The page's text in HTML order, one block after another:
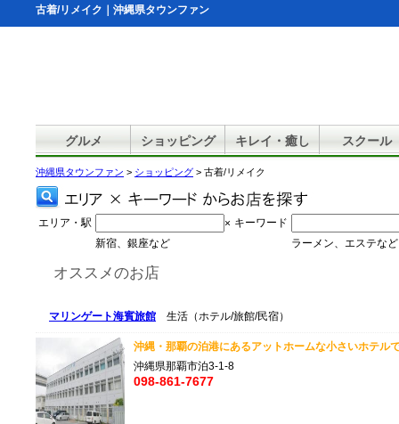
古着/リメイク｜沖縄県タウンファン
グルメ ショッピング キレイ・癒し スクール
沖縄県タウンファン > ショッピング > 古着/リメイク
エリア・駅 × キーワード
新宿、銀座など
ラーメン、エステなど
オススメのお店
マリンゲート海賓旅館 生活（ホテル/旅館/民宿）
沖縄・那覇の泊港にあるアットホームな小さいホテ
沖縄県那覇市泊3-1-8
098-861-7677